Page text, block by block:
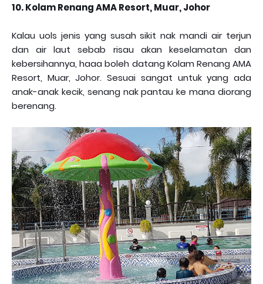
10. Kolam Renang AMA Resort, Muar, Johor
Kalau uols jenis yang susah sikit nak mandi air terjun
dan air laut sebab risau akan keselamatan dan
kebersihannya, haaa boleh datang Kolam Renang AMA
Resort, Muar, Johor. Sesuai sangat untuk yang ada
anak-anak kecik, senang nak pantau ke mana diorang
berenang.